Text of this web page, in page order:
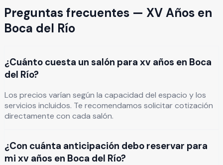
Preguntas frecuentes — XV Años en
Boca del Río
¿Cuánto cuesta un salón para xv años en Boca
del Río?
Los precios varían según la capacidad del espacio y los
servicios incluidos. Te recomendamos solicitar cotización
directamente con cada salón.
¿Con cuánta anticipación debo reservar para
mi xv años en Boca del Río?